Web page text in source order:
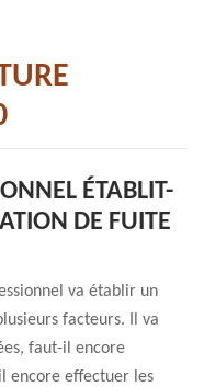
ÉTABLIT-
DE FUITE
va établir un
facteurs. Il va
faut-il encore
encore effectuer les